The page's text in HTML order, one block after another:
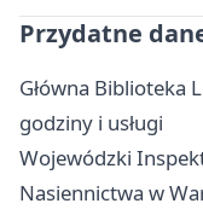
Przydatne
Główna Biblioteka
godziny i usługi
Wojewódzki
Nasiennictwa w